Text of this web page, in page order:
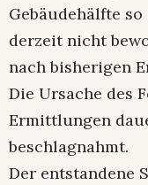
Gebäudehälfte
derzeit nicht
nach bisherigen
Die Ursache des
Ermittlungen
beschlagnahmt.
Der entstandene